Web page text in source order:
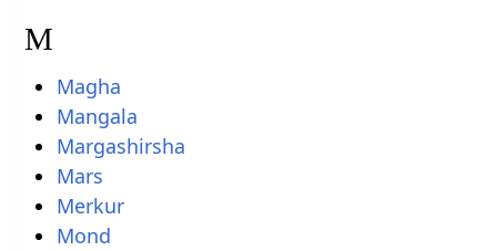
M
Magha
Mangala
Margashirsha
Mars
Merkur
Mond